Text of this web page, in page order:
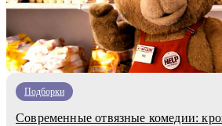
Подборки
Современные отвязные комедии: